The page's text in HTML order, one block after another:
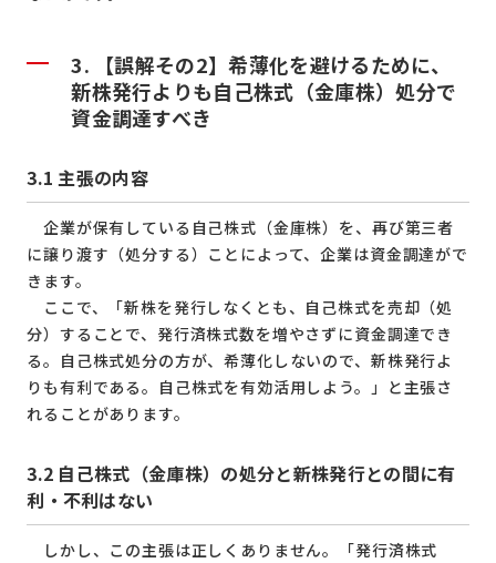
3. 【誤解その2】希薄化を避けるために、
新株発行よりも自己株式（金庫株）処分で
資金調達すべき
3.1 主張の内容
企業が保有している自己株式（金庫株）を、再び第三者
に譲り渡す（処分する）ことによって、企業は資金調達がで
きます。
ここで、「新株を発行しなくとも、自己株式を売却（処
分）することで、発行済株式数を増やさずに資金調達でき
る。自己株式処分の方が、希薄化しないので、新株発行よ
りも有利である。自己株式を有効活用しよう。」と主張さ
れることがあります。
3.2 自己株式（金庫株）の処分と新株発行との間に有
利・不利はない
しかし、この主張は正しくありません。「発行済株式